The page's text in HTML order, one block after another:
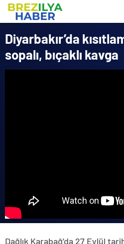
Diyarbakır’da
sopalı, bıçaklı kavga
Dağlık Karabağ’da 27 Eylül